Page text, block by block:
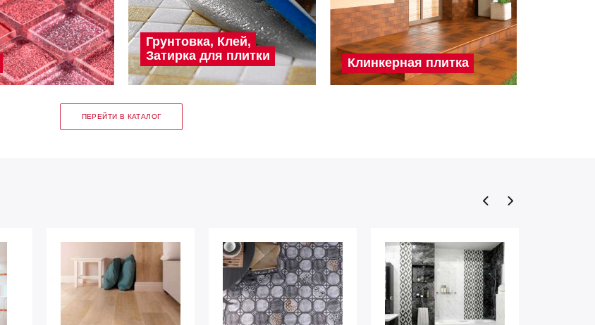
Грунтовка, Клей,
Затирка для плитки
Клинкерная плитка
ПЕРЕЙТИ В КАТАЛОГ